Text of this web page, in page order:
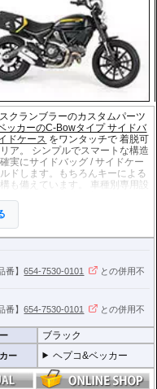
ト価格
￥88,000
￥96,800(税込)
8,250円お得!!
クランブラーのカスタムパーツ
ッカーのC-Bowタイプ サイドバ
ドケース をワンタッチで 着脱可
ア。 シンプルでスマートな構造
実にサイドバッグ / サイドケー
ドします。もちろんキーによる
も備えています。 車種別専用設
片側 5kg (ケース、バッグの自重
30mm 上方または下方に移設す
番】654-7530-0101
との併用不
番】654-7530-0101
との併用不
ブラック
ー ヘプコ&ベッカー